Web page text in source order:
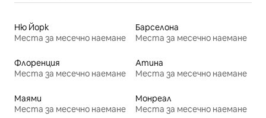
Ню Йорк
Места за месечно наемане
Барселона
Места за месечно наемане
Флоренция
Места за месечно наемане
Атина
Места за месечно наемане
Маями
Места за месечно наемане
Монреал
Места за месечно наемане